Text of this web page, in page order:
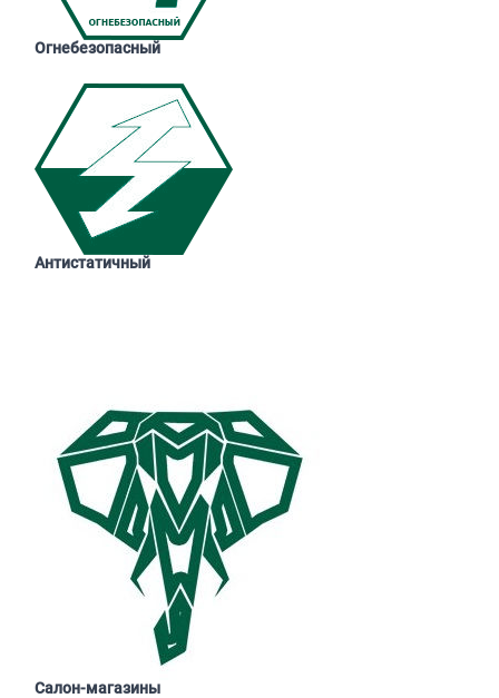
Огнебезопасный
Антистатичный
Салон-магазины